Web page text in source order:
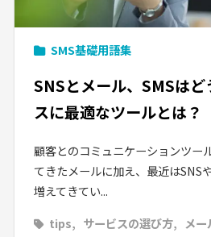
SMS基礎用語集
SNSとメール、SMSは
スに最適なツールとは？
顧客とのコミュニケーションツー
てきたメールに加え、最近はSNS
増えてきてい...
tips
サービスの選び方 メ